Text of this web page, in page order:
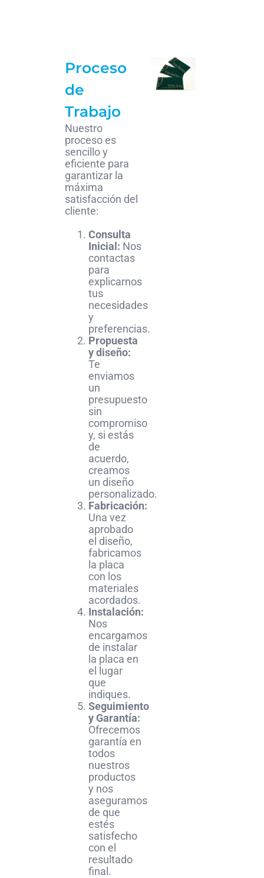
Proceso
de
Trabajo
Nuestro
proceso es
sencillo y
eficiente para
garantizar la
máxima
satisfacción del
cliente:
Consulta
Inicial: Nos
contactas
para
explicarnos
tus
necesidades
y
preferencias.
Propuesta
y diseño:
Te
enviamos
un
presupuesto
sin
compromiso
y, si estás
de
acuerdo,
creamos
un diseño
personalizado.
Fabricación:
Una vez
aprobado
el diseño,
fabricamos
la placa
con los
materiales
acordados.
Instalación:
Nos
encargamos
de instalar
la placa en
el lugar
que
indiques.
Seguimiento
y Garantía:
Ofrecemos
garantía en
todos
nuestros
productos
y nos
aseguramos
de que
estés
satisfecho
con el
resultado
final.